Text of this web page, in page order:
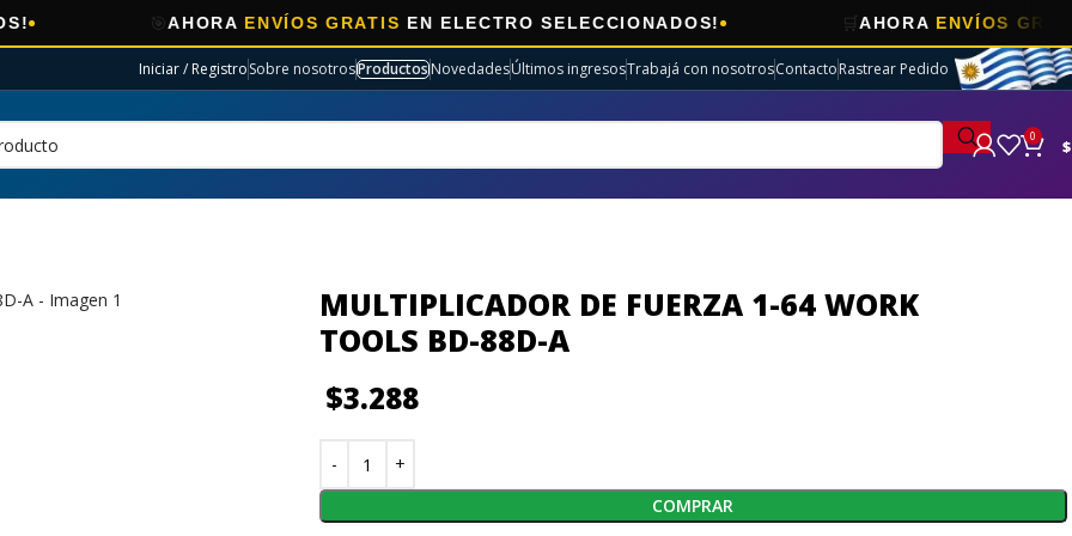
AHORAENVÍOS GRATISEN ELECTRO SELECCIONADOS! AHORA ENVÍOS GRATISEN
Iniciar / RegistroSobre nosotrosProductosNovedadesÚltimos ingresosTrabajá con nosotrosContactoRastrear Pedido
0 $
MULTIPLICADOR DE FUERZA 1-64 WORK
TOOLS BD-88D-A
$3.288
COMPRAR